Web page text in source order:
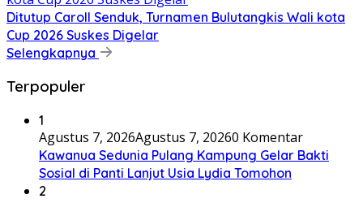
Ditutup Caroll Senduk, Turnamen Bulutangkis Wali kota
Cup 2026 Suskes Digelar
Selengkapnya
Terpopuler
1
Agustus 7, 2026Agustus 7, 20260 Komentar
Kawanua Sedunia Pulang Kampung Gelar Bakti
Sosial di Panti Lanjut Usia Lydia Tomohon
2